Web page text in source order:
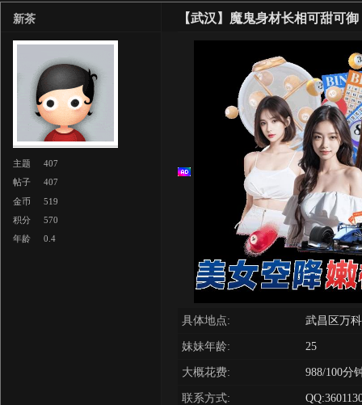
【武汉】魔鬼身材长相可甜可御
新茶
主题
407
帖子
407
金币
519
积分
570
年龄
0.4
具体地点: 武昌区万
妹妹年龄: 25
大概花费: 988/100分
联系方式: